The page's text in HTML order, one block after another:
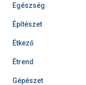
Egészség
Építészet
Étkező
Étrend
Gépészet